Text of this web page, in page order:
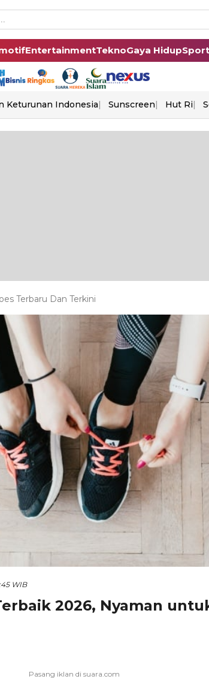
EntertainmentTeknoGaya HidupSport
Keturunan Indonesia Sunscreen Hut Ri
Terbaru Dan Terkini
WIB
2026, Nyaman